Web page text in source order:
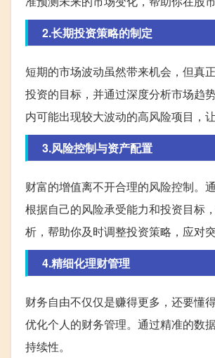
2.长期投资策略的制定
短期的市场波动虽然带来机会，但真
投资的目标，并通过深度分析市场趋
内可能出现较大波动的高风险项目，
3.风险控制与资产配置
财富的增值离不开合理的风险控制。
根据自己的风险承受能力和投资目标
析，帮助你及时调整投资策略，应对
4.精细化理财管理
财务自由不仅仅是赚得更多，还要懂
优化个人的财务管理。通过精准的数
持续性。